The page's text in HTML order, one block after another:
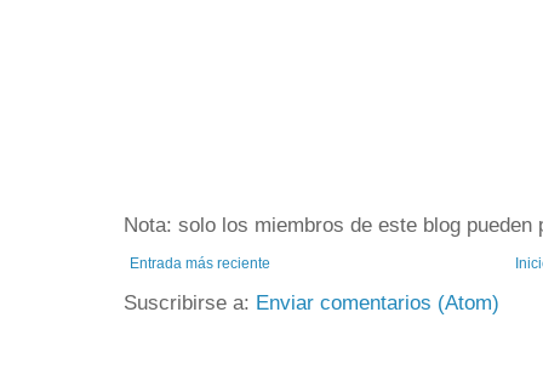
Nota: solo los miembros de este blog pueden
Entrada más reciente
Suscribirse a: Enviar comentarios (Atom)